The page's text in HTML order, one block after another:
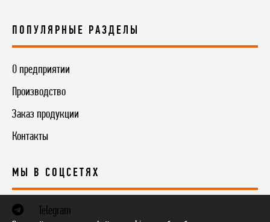
ПОПУЛЯРНЫЕ РАЗДЕЛЫ
О предприятии
Производство
Заказ продукции
Контакты
МЫ В СОЦСЕТЯХ
Telegram